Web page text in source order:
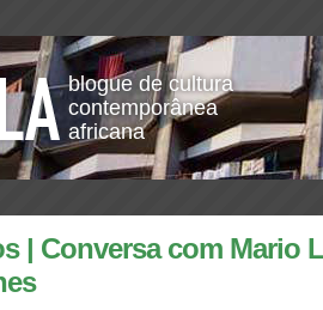
blogue de cultura
contemporânea
africana
| Conversa com Mario